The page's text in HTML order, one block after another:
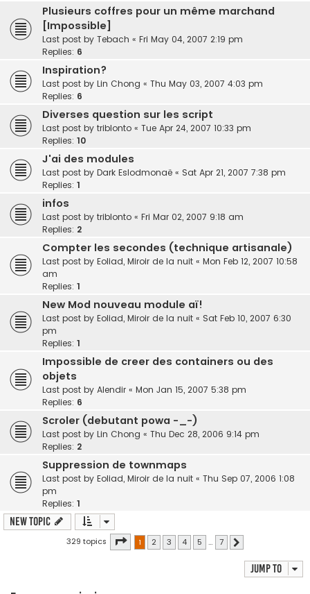
Plusieurs coffres pour un même marchand
[Impossible]
Last post by Tebach « Fri May 04, 2007 2:19 pm
Replies: 6
Inspiration?
Last post by Lin Chong « Thu May 03, 2007 4:03 pm
Replies: 6
Diverses question sur les script
Last post by triblonto « Tue Apr 24, 2007 10:33 pm
Replies: 10
J'ai des modules
Last post by Dark Eslodmonaë « Sat Apr 21, 2007 7:38 pm
Replies: 1
infos
Last post by triblonto « Fri Mar 02, 2007 9:18 am
Replies: 2
Compter les secondes (technique artisanale)
Last post by Eoliad, Miroir de la nuit « Mon Feb 12, 2007 10:58
am
Replies: 1
New Mod nouveau module aï!
Last post by Eoliad, Miroir de la nuit « Sat Feb 10, 2007 6:30
pm
Replies: 1
Impossible de creer des containers ou des
objets
Last post by Alendir « Mon Jan 15, 2007 5:38 pm
Replies: 6
Scroler (debutant powa -_-)
Last post by Lin Chong « Thu Dec 28, 2006 9:14 pm
Replies: 2
Suppression de townmaps
Last post by Eoliad, Miroir de la nuit « Thu Sep 07, 2006 1:08
pm
Replies: 1
New Topic
329 topics Page 1of 7
1 2 3 4 5 … 7
Jump to